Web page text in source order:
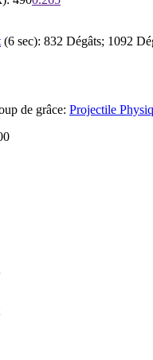
(6 sec): 832 Dégâts; 1092
de grâce: Projectile